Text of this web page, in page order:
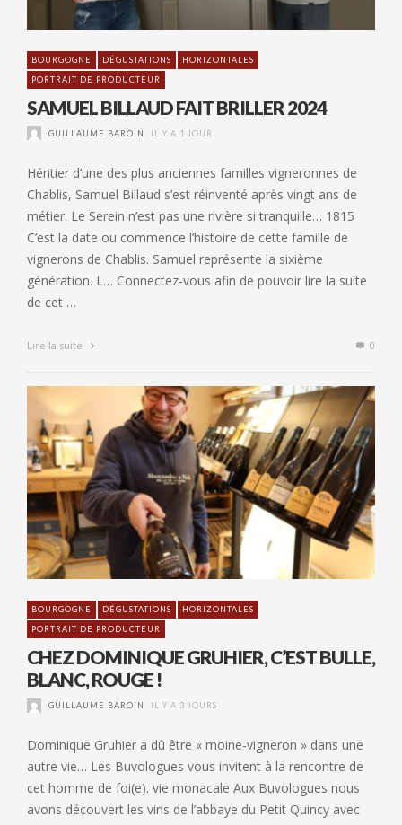
BOURGOGNE DÉGUSTATIONS
HORIZONTALES
PORTRAIT DE PRODUCTEUR
SAMUEL BILLAUD FAIT BRILLER 2024
GUILLAUME BAROIN IL Y A 1 JOUR
Héritier d’une des plus anciennes familles vigneronnes de
Chablis, Samuel Billaud s’est réinventé après vingt ans de
métier. Le Serein n’est pas une rivière si tranquille… 1815
C’est la date ou commence l’histoire de cette famille de
vignerons de Chablis. Samuel représente la sixième
génération. L… Connectez-vous afin de pouvoir lire la suite
de cet …
Lire la suite 0
BOURGOGNE DÉGUSTATIONS
HORIZONTALES
PORTRAIT DE PRODUCTEUR
CHEZ DOMINIQUE GRUHIER, C’EST BULLE,
BLANC, ROUGE !
GUILLAUME BAROIN IL Y A 3 JOURS
Dominique Gruhier a dû être « moine-vigneron » dans une
autre vie… Les Buvologues vous invitent à la rencontre de
cet homme de foi(e). vie monacale Aux Buvologues nous
avons découvert les vins de l’abbaye du Petit Quincy avec